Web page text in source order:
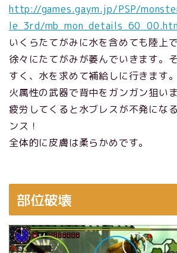
http://games.gaym.jp/PSP/
le_3rd/
いくらたてがみに水を含めても陸上
徐々にたてがみが萎んでいきます。
すく、水を求めて補給しに行きます。
火属性の武器で背中をガンガン狙い
疲労してくると水ブレスが不発にな
ンス！
全体的に皮膚は柔らかめです。
部位破壊